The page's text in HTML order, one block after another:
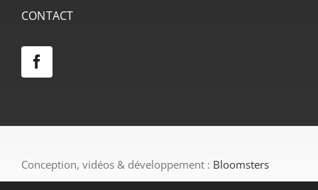
CONTACT
Conception, vidéos & développement : Bloomsters